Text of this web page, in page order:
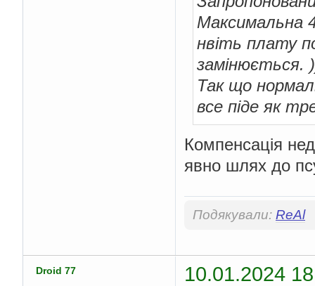
Максимальна
нвіть плату
замінюється.
Так що
все піде як
Компенсація
явно шлях до
Подякували: ReAl
Droid 77
10.01.2024